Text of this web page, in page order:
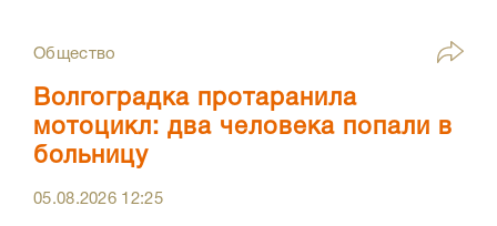
Общество
Волгоградка протаранила
мотоцикл: два человека попали в
больницу
05.08.2026 12:25